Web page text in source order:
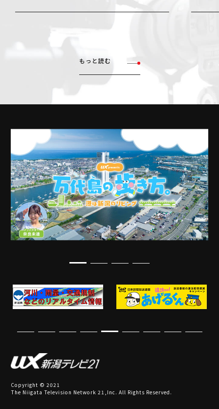
もっと読む
Copyright © 2021
The Niigata Television Network 21,Inc. All Rights Reserved.